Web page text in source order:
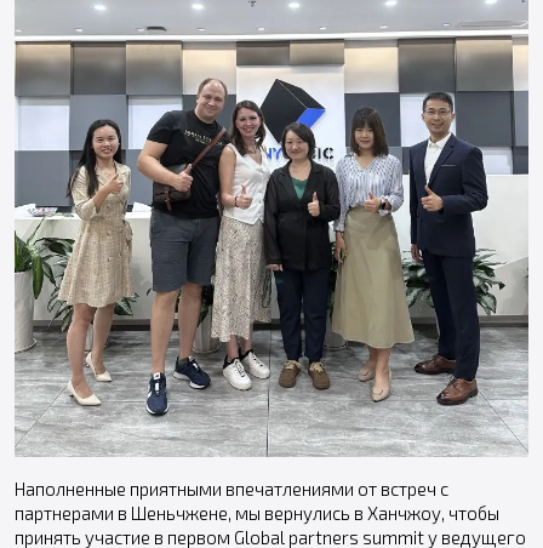
Наполненные приятными впечатлениями от встреч с
партнерами в Шеньчжене, мы вернулись в Ханчжоу, чтобы
принять участие в первом Global partners summit у ведущего